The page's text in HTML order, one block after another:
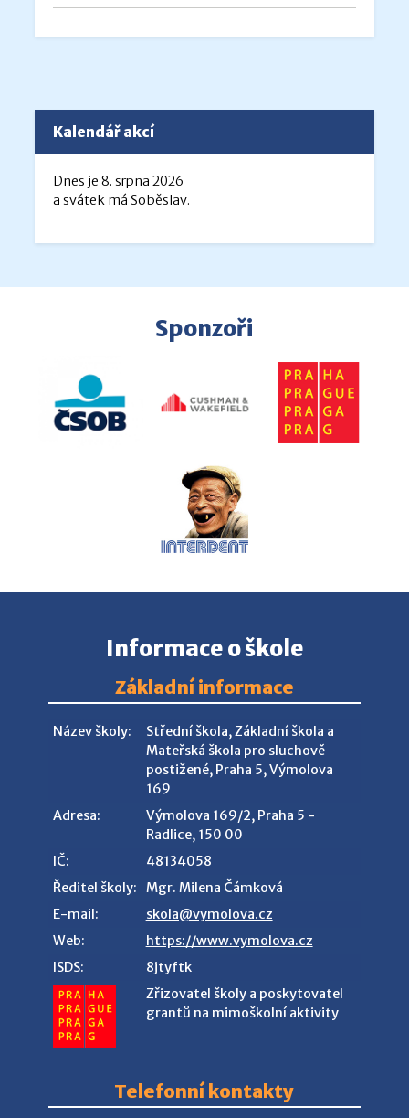
Kalendář akcí
Dnes je 8. srpna 2026
a svátek má Soběslav.
Sponzoři
Informace o škole
Základní informace
Název školy:
Střední škola, Základní škola a
Mateřská škola pro sluchově
postižené, Praha 5, Výmolova
169
Adresa:
Výmolova 169/2, Praha 5 -
Radlice, 150 00
IČ:
48134058
Ředitel školy:
Mgr. Milena Čámková
E-mail:
skola@vymolova.cz
Web:
https://www.vymolova.cz
ISDS:
8jtyftk
Zřizovatel školy a poskytovatel
grantů na mimoškolní aktivity
Telefonní kontakty